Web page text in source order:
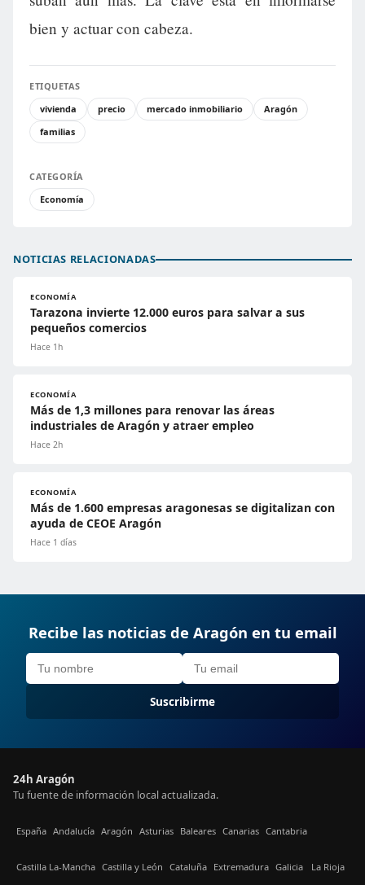
bien y actuar con cabeza.
ETIQUETAS
vivienda
precio mercado inmobiliario
Aragón
familias
CATEGORÍA
Economía
NOTICIAS RELACIONADAS
ECONOMÍA
Tarazona invierte 12.000 euros para salvar a sus
pequeños comercios
Hace 1h
ECONOMÍA
Más de 1,3 millones para renovar las áreas
industriales de Aragón y atraer empleo
Hace 2h
ECONOMÍA
Más de 1.600 empresas aragonesas se digitalizan con
ayuda de CEOE Aragón
Hace 1 días
Recibe las noticias de Aragón en tu email
Suscribirme
24h Aragón
Tu fuente de información local actualizada.
España Andalucía Aragón Asturias Baleares Canarias Cantabria
Castilla La-Mancha Castilla y León Cataluña Extremadura Galicia La Rioja